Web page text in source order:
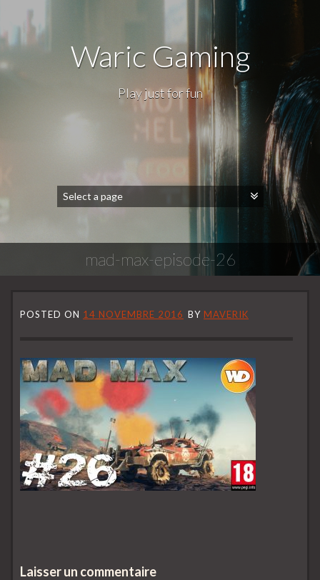
Waric Gaming
Play just for fun
mad-max-episode-26
POSTED ON 14 NOVEMBRE 2016 BY MAVERIK
Laisser un commentaire